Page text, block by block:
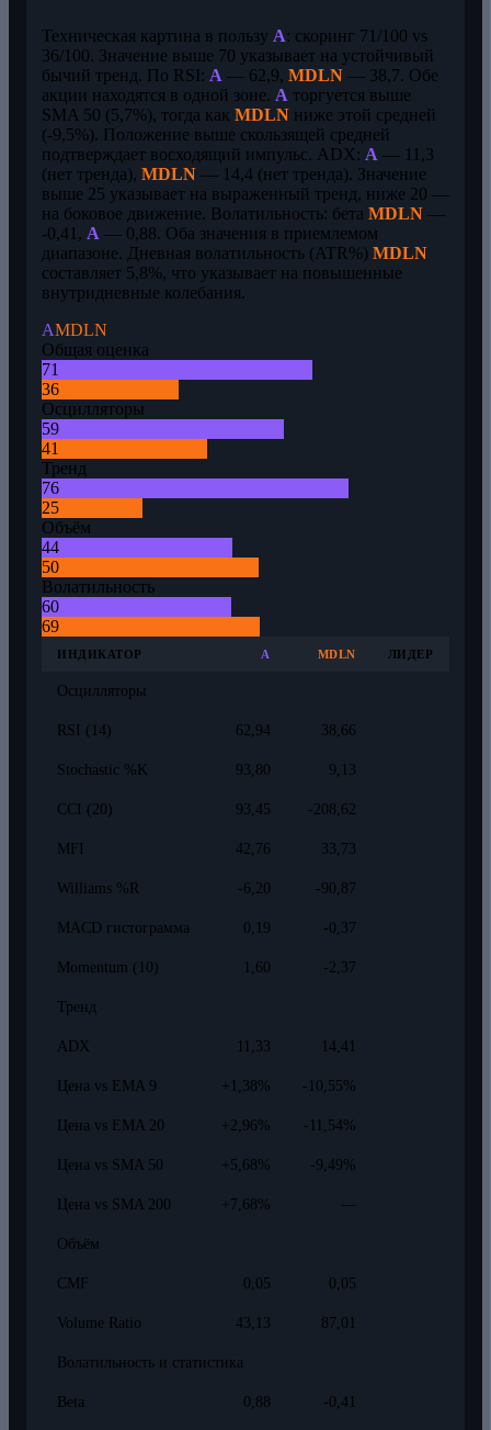
Техническая картина в пользу A: скоринг 71/100 vs
36/100. Значение выше 70 указывает на устойчивый
бычий тренд. По RSI: A — 62,9, MDLN — 38,7. Обе
акции находятся в одной зоне. A торгуется выше
SMA 50 (5,7%), тогда как MDLN ниже этой средней
(-9,5%). Положение выше скользящей средней
подтверждает восходящий импульс. ADX: A — 11,3
(нет тренда), MDLN — 14,4 (нет тренда). Значение
выше 25 указывает на выраженный тренд, ниже 20 —
на боковое движение. Волатильность: бета MDLN —
-0,41, A — 0,88. Оба значения в приемлемом
диапазоне. Дневная волатильность (ATR%) MDLN
составляет 5,8%, что указывает на повышенные
внутридневные колебания.
AMDLN
Общая оценка
71
36
Осцилляторы
59
41
Тренд
76
25
Объём
44
50
Волатильность
60
69
ИНДИКАТОР A MDLN ЛИДЕР
Осцилляторы
RSI (14) 62,94 38,66
Stochastic %K 93,80 9,13
CCI (20) 93,45 -208,62
MFI 42,76 33,73
Williams %R -6,20 -90,87
MACD гистограмма 0,19 -0,37
Momentum (10) 1,60 -2,37
Тренд
ADX 11,33 14,41
Цена vs EMA 9 +1,38% -10,55%
Цена vs EMA 20 +2,96% -11,54%
Цена vs SMA 50 +5,68% -9,49%
Цена vs SMA 200 +7,68% —
Объём
CMF 0,05 0,05
Volume Ratio 43,13 87,01
Волатильность и статистика
Beta 0,88 -0,41